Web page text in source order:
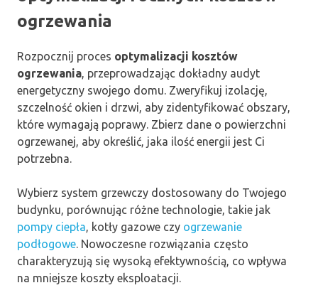
ogrzewania
Rozpocznij proces optymalizacji kosztów
ogrzewania, przeprowadzając dokładny audyt
energetyczny swojego domu. Zweryfikuj izolację,
szczelność okien i drzwi, aby zidentyfikować obszary,
które wymagają poprawy. Zbierz dane o powierzchni
ogrzewanej, aby określić, jaka ilość energii jest Ci
potrzebna.
Wybierz system grzewczy dostosowany do Twojego
budynku, porównując różne technologie, takie jak
pompy ciepła, kotły gazowe czy ogrzewanie
podłogowe. Nowoczesne rozwiązania często
charakteryzują się wysoką efektywnością, co wpływa
na mniejsze koszty eksploatacji.